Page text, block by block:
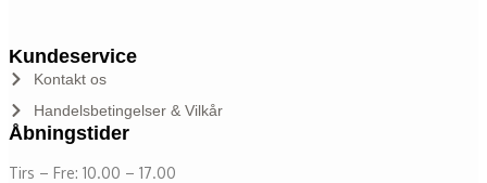
Kundeservice
Kontakt os
Handelsbetingelser & Vilkår
Åbningstider
Tirs – Fre: 10.00 – 17.00